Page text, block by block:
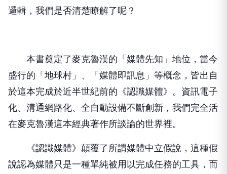
邏輯，我們是否清楚瞭解了呢？
本書奠定了麥克魯漢的「媒體先知」地位，當今
盛行的「地球村」、「媒體即訊息」等概念，皆出自
於這本完成於近半世紀前的《認識媒體》。資訊電子
化、溝通網路化、全自動設備不斷創新，我們完全活
在麥克魯漢這本經典著作所談論的世界裡。
《認識媒體》顛覆了所謂媒體中立假說，這種假
說認為媒體只是一種單純被用以完成任務的工具，而